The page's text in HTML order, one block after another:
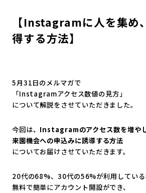
【Instagramに人を集め
得する方法】
5月31日のメルマガで
「Instagramアクセス数値の見方」
について解説をさせていただきました。
今回は、 Instagramのアクセス数を増や
来園機会への申込みに誘導する方法
についてお届けさせていただきます。
20代の68%、30代の56%が利用してい
無料で簡単にアカウント開設ができ、